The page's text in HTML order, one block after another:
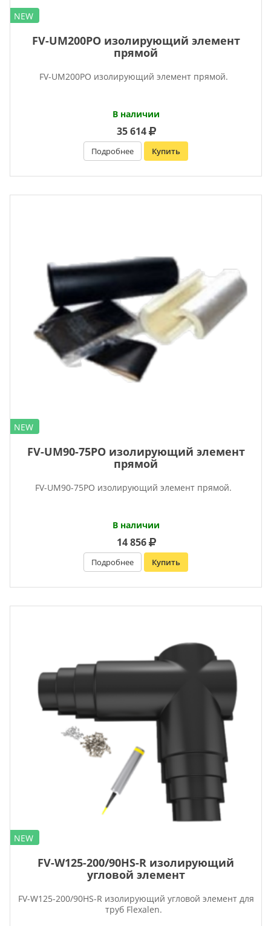
NEW
FV-UM200PO изолирующий элемент
прямой
FV-UM200PO изолирующий элемент прямой.
В наличии
35 614
Подробнее Купить
NEW
FV-UM90-75PO изолирующий элемент
прямой
FV-UM90-75PO изолирующий элемент прямой.
В наличии
14 856
Подробнее Купить
NEW
FV-W125-200/90HS-R изолирующий
угловой элемент
FV-W125-200/90HS-R изолирующий угловой элемент для
труб Flexalen.